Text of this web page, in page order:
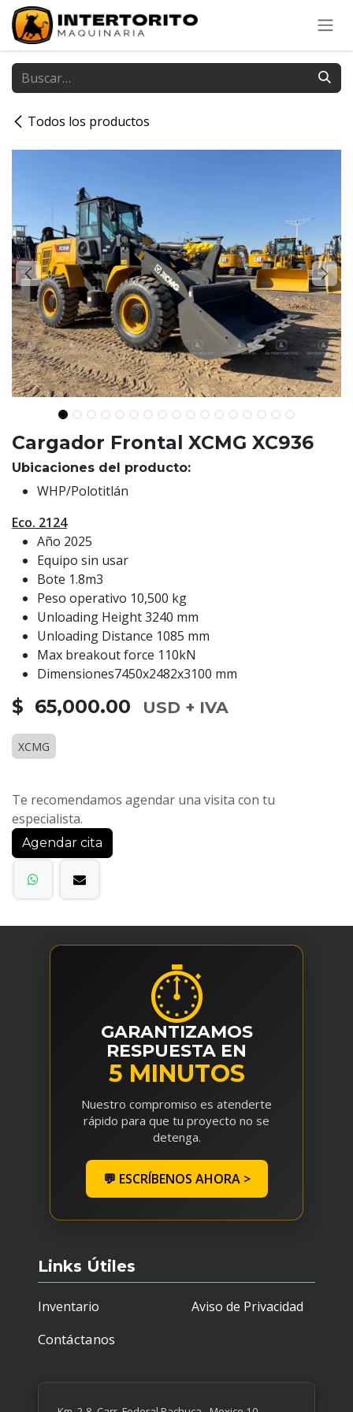
Ir al contenido
Todos los productos
Cargador Frontal XCMG XC936
Ubicaciones del producto:
WHP/Polotitlán
Eco. 2124
Año 2025
Equipo sin usar
Bote 1.8m3
Peso operativo 10,500 kg
Unloading Height 3240 mm
Unloading Distance 1085 mm
Max breakout force 110kN
Dimensiones7450x2482x3100 mm
$ 65,000.00 USD + IVA
XCMG
Te recomendamos agendar una visita con tu
especialista.
Agendar cita
⏱
GARANTIZAMOS
RESPUESTA EN
5 MINUTOS
Nuestro compromiso es atenderte
rápido para que tu proyecto no se
detenga.
💬 ESCRÍBENOS AHORA >
Links Útiles
Inventario
Contáctanos
Aviso de Privacidad